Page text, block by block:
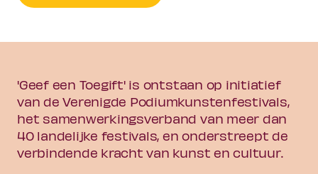
'Geef een Toegift' is ontstaan op initiatief
van de Verenigde Podiumkunstenfestivals,
het samenwerkingsverband van meer dan
40 landelijke festivals, en onderstreept de
verbindende kracht van kunst en cultuur.